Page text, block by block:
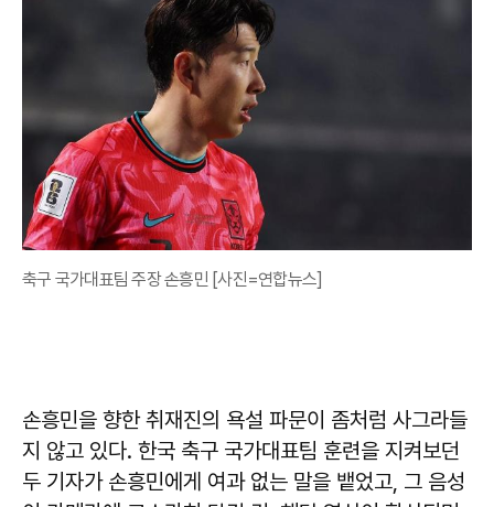
축구 국가대표팀 주장 손흥민 [사진=연합뉴스]
손흥민을 향한 취재진의 욕설 파문이 좀처럼 사그라들
지 않고 있다. 한국 축구 국가대표팀 훈련을 지켜보던
두 기자가 손흥민에게 여과 없는 말을 뱉었고, 그 음성